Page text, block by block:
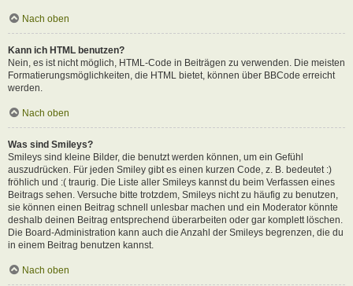
Nach oben
Kann ich HTML benutzen?
Nein, es ist nicht möglich, HTML-Code in Beiträgen zu verwenden. Die meisten
Formatierungsmöglichkeiten, die HTML bietet, können über BBCode erreicht
werden.
Nach oben
Was sind Smileys?
Smileys sind kleine Bilder, die benutzt werden können, um ein Gefühl
auszudrücken. Für jeden Smiley gibt es einen kurzen Code, z. B. bedeutet :)
fröhlich und :( traurig. Die Liste aller Smileys kannst du beim Verfassen eines
Beitrags sehen. Versuche bitte trotzdem, Smileys nicht zu häufig zu benutzen,
sie können einen Beitrag schnell unlesbar machen und ein Moderator könnte
deshalb deinen Beitrag entsprechend überarbeiten oder gar komplett löschen.
Die Board-Administration kann auch die Anzahl der Smileys begrenzen, die du
in einem Beitrag benutzen kannst.
Nach oben